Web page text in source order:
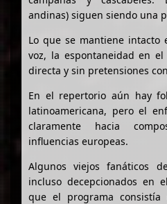
andinas) siguen siendo una
Lo que se mantiene intacto
voz, la espontaneidad en
directa y sin pretensiones
En el repertorio aún hay
latinoamericana, pero el
claramente hacia
influencias europeas.
Algunos viejos fanáticos
incluso decepcionados en
que el programa consistía